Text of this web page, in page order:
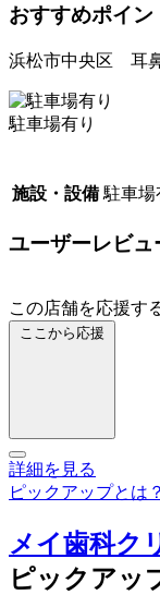
おすすめポイン
浜松市中央区 耳
駐車場有り
施設・設備 駐車場
ユーザーレビュ
この店舗を応援す
ここから応援
詳細を見る
ピックアップとは？
メイ歯科ク
ピックアッ